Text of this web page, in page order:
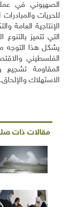
الصهيوني في
للحريات
الإنتاجية العامة
التي تتميز
يشكل هذا التوجه
الفلسطيني
المقاومة تشجيع
الاستهلاك والإلحاق.
مقالات ذات